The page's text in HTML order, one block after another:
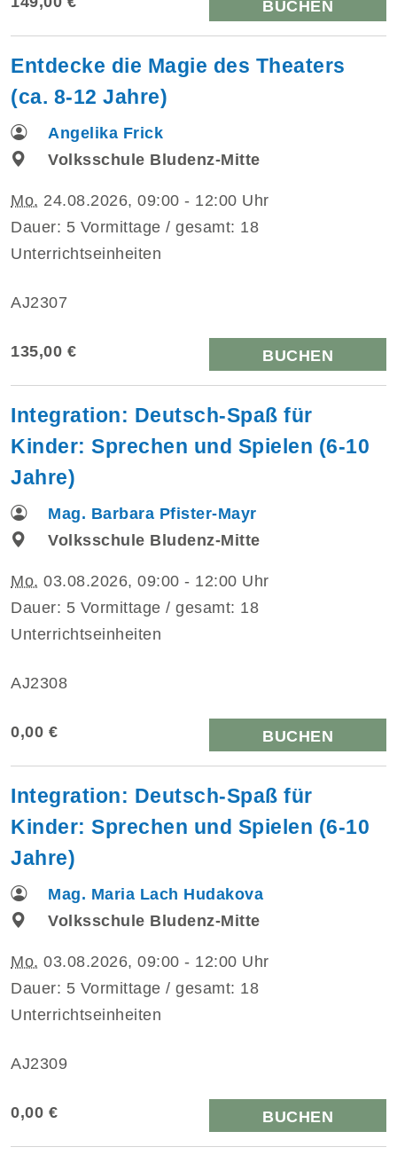
BUCHEN
Entdecke die Magie des Theaters
(ca. 8-12 Jahre)
Angelika Frick
Volksschule Bludenz-Mitte
Mo. 24.08.2026, 09:00 - 12:00 Uhr
Dauer: 5 Vormittage / gesamt: 18
Unterrichtseinheiten
AJ2307
135,00 € BUCHEN
Integration: Deutsch-Spaß für
Kinder: Sprechen und Spielen (6-10
Jahre)
Mag. Barbara Pfister-Mayr
Volksschule Bludenz-Mitte
Mo. 03.08.2026, 09:00 - 12:00 Uhr
Dauer: 5 Vormittage / gesamt: 18
Unterrichtseinheiten
AJ2308
0,00 € BUCHEN
Integration: Deutsch-Spaß für
Kinder: Sprechen und Spielen (6-10
Jahre)
Mag. Maria Lach Hudakova
Volksschule Bludenz-Mitte
Mo. 03.08.2026, 09:00 - 12:00 Uhr
Dauer: 5 Vormittage / gesamt: 18
Unterrichtseinheiten
AJ2309
0,00 € BUCHEN